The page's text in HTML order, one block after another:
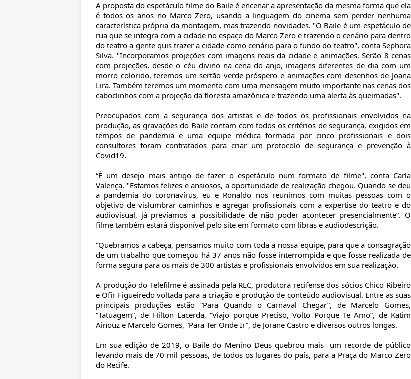
A proposta do espetáculo filme do Baile é encenar a apresentação da mesma forma que ela
é todos os anos no Marco Zero, usando a linguagem do cinema sem perder nenhuma
característica própria da montagem, mas trazendo novidades. "O Baile é um espetáculo de
rua que se integra com a cidade no espaço do Marco Zero e trazendo o cenário para dentro
do teatro a gente quis trazer a cidade como cenário para o fundo do teatro", conta Sephora
Silva. "Incorporamos projeções com imagens reais da cidade e animações. Serão 8 cenas
com projeções, desde o céu divino na cena do anjo, imagens diferentes de dia com um
morro colorido, teremos um sertão verde próspero e animações com desenhos de Joana
Lira. Também teremos um momento com uma mensagem muito importante nas cenas dos
caboclinhos com a projeção da floresta amazônica e trazendo uma alerta às queimadas".
Preocupados com a segurança dos artistas e de todos os profissionais envolvidos na
produção, as gravações do Baile contam com todos os critérios de segurança, exigidos em
tempos de pandemia e uma equipe médica formada por cinco profissionais e dois
consultores foram contratados para criar um protocolo de segurança e prevenção à
Covid19.
“É um desejo mais antigo de fazer o espetáculo num formato de filme", conta Carla
Valença. "Estamos felizes e ansiosos, a oportunidade de realização chegou. Quando se deu
a pandemia do coronavírus, eu e Ronaldo nos reunimos com muitas pessoas com o
objetivo de vislumbrar caminhos e agregar profissionais com a expertise do teatro e do
audiovisual, já prevíamos a possibilidade de não poder acontecer presencialmente”. O
filme também estará disponível pelo site em formato com libras e audiodescrição.
“Quebramos a cabeça, pensamos muito com toda a nossa equipe, para que a consagração
de um trabalho que começou há 37 anos não fosse interrompida e que fosse realizada de
forma segura para os mais de 300 artistas e profissionais envolvidos em sua realização.
A produção do Telefilme é assinada pela REC, produtora recifense dos sócios Chico Ribeiro
e Ofir Figueiredo voltada para a criação e produção de conteúdo audiovisual. Entre as suas
principais produções estão “Para Quando o Carnaval Chegar”, de Marcelo Gomes,
“Tatuagem”, de Hilton Lacerda, “Viajo porque Preciso, Volto Porque Te Amo”, de Katim
Ainouz e Marcelo Gomes, “Para Ter Onde Ir”, de Jorane Castro e diversos outros longas.
Em sua edição de 2019, o Baile do Menino Deus quebrou mais um recorde de público
levando mais de 70 mil pessoas, de todos os lugares do país, para a Praça do Marco Zero
do Recife.